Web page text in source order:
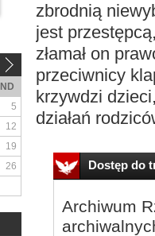
zbrodnią
jest
złamał on
przeciwnicy
krzywdzi
działań
Dostęp do
Archiwum
ND
5
12
19
26